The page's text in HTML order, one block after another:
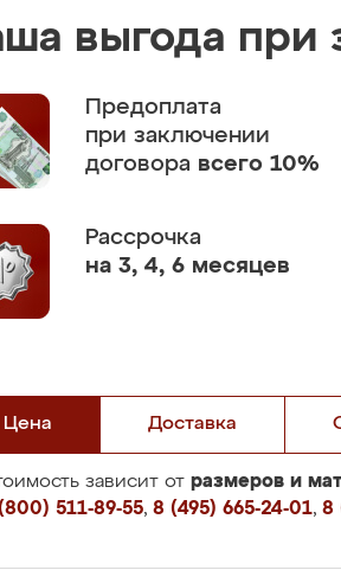
выгода при
Предоплата
при заключении
договора всего 10%
Рассрочка
на 3, 4, 6 месяцев
Цена Доставка
зависит от размеров и
511-89-55, 8 (495) 665-24-01, 8